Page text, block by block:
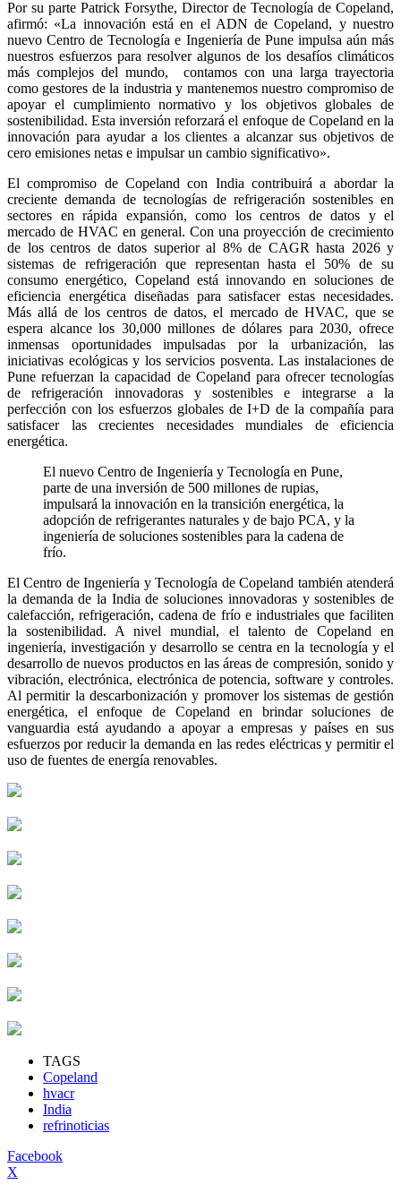
Por su parte Patrick Forsythe, Director de Tecnología de Copeland,
afirmó: «La innovación está en el ADN de Copeland, y nuestro
nuevo Centro de Tecnología e Ingeniería de Pune impulsa aún más
nuestros esfuerzos para resolver algunos de los desafíos climáticos
más complejos del mundo, contamos con una larga trayectoria
como gestores de la industria y mantenemos nuestro compromiso de
apoyar el cumplimiento normativo y los objetivos globales de
sostenibilidad. Esta inversión reforzará el enfoque de Copeland en la
innovación para ayudar a los clientes a alcanzar sus objetivos de
cero emisiones netas e impulsar un cambio significativo».
El compromiso de Copeland con India contribuirá a abordar la
creciente demanda de tecnologías de refrigeración sostenibles en
sectores en rápida expansión, como los centros de datos y el
mercado de HVAC en general. Con una proyección de crecimiento
de los centros de datos superior al 8% de CAGR hasta 2026 y
sistemas de refrigeración que representan hasta el 50% de su
consumo energético, Copeland está innovando en soluciones de
eficiencia energética diseñadas para satisfacer estas necesidades.
Más allá de los centros de datos, el mercado de HVAC, que se
espera alcance los 30,000 millones de dólares para 2030, ofrece
inmensas oportunidades impulsadas por la urbanización, las
iniciativas ecológicas y los servicios posventa. Las instalaciones de
Pune refuerzan la capacidad de Copeland para ofrecer tecnologías
de refrigeración innovadoras y sostenibles e integrarse a la
perfección con los esfuerzos globales de I+D de la compañía para
satisfacer las crecientes necesidades mundiales de eficiencia
energética.
El nuevo Centro de Ingeniería y Tecnología en Pune,
parte de una inversión de 500 millones de rupias,
impulsará la innovación en la transición energética, la
adopción de refrigerantes naturales y de bajo PCA, y la
ingeniería de soluciones sostenibles para la cadena de
frío.
El Centro de Ingeniería y Tecnología de Copeland también atenderá
la demanda de la India de soluciones innovadoras y sostenibles de
calefacción, refrigeración, cadena de frío e industriales que faciliten
la sostenibilidad. A nivel mundial, el talento de Copeland en
ingeniería, investigación y desarrollo se centra en la tecnología y el
desarrollo de nuevos productos en las áreas de compresión, sonido y
vibración, electrónica, electrónica de potencia, software y controles.
Al permitir la descarbonización y promover los sistemas de gestión
energética, el enfoque de Copeland en brindar soluciones de
vanguardia está ayudando a apoyar a empresas y países en sus
esfuerzos por reducir la demanda en las redes eléctricas y permitir el
uso de fuentes de energía renovables.
TAGS
Copeland
hvacr
India
refrinoticias
Facebook
X